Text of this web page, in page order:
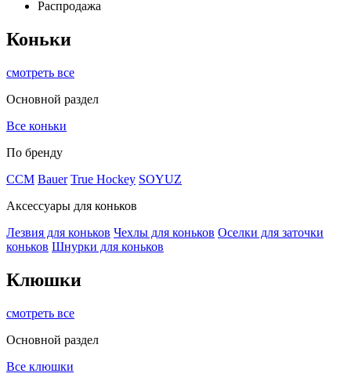
Распродажа
Коньки
смотреть все
Основной раздел
Все коньки
По бренду
ССМ Bauer True Hockey SOYUZ
Аксессуары для коньков
Лезвия для коньков Чехлы для коньков Оселки для заточки
коньков Шнурки для коньков
Клюшки
смотреть все
Основной раздел
Все клюшки